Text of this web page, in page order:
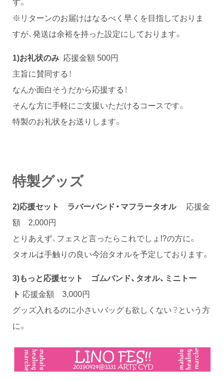
※リターンのお届けはなるべく早くを目指しておりま
すが、発送は余裕を持った設定にしております。
1)お礼状のみ 応援金額 500円
主旨に賛同する！
なんか面白そうだから応援する！
そんな方に手軽にご支援いただけるコースです。
特製のお礼状をお送りします。
特製グッズ
2)応援セット ラバーバンド・マフラータオル 応援金
額 2,000円
とりあえず、フェスと言ったらこれでしょ!?の方に。
タオルは手触りの良い今治タオルを予定しております。
3)もっと応援セット ゴムバンド、タオル、ミニトー
ト 応援金額 3,000円
グッズ入れるのに小さいバッグも欲しくない？という方
に。